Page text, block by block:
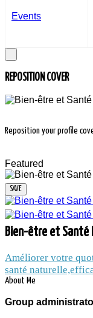
Events
REPOSITION COVER
Reposition your profile
Featured
Bien-être et Santé
Améliorer votre
santé
About Me
Group